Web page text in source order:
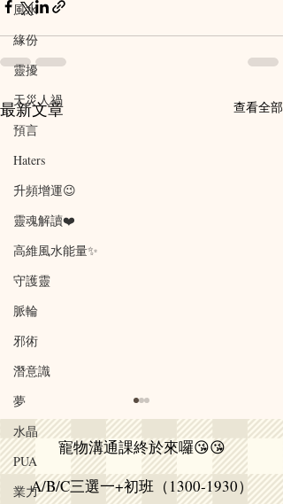
風水
緣份
靈擾
天災人禍
預言
Haters
升頻增運😉
靈魂解讀❤️
高維風水能量✨
守護靈
脈輪
邪術
潛意識
夢
水晶
PUA
業力
最新文章 查看全部
引導神明來進駐您身處的
地方
見有行家話人地師傅 擺神像但
唔係引導真實神明 而係鬼、飄
寵物溝通課終於來囉😘😘
A/B/C三選一+初班（1300-1930）